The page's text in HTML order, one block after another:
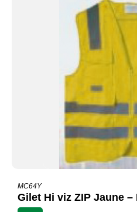
MC64Y
Gilet Hi viz ZIP Jaune –